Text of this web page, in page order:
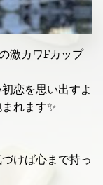
激カワFカップ
恋を思い出すよ
れます✨
けば心まで持っ